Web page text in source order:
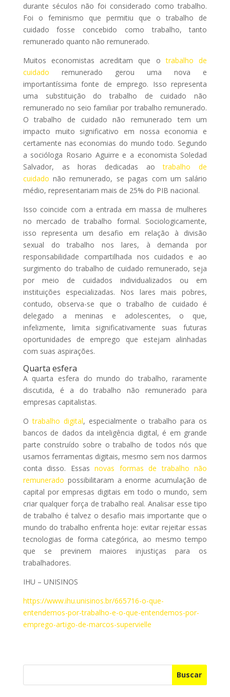
durante séculos não foi considerado como trabalho.
Foi o feminismo que permitiu que o trabalho de
cuidado fosse concebido como trabalho, tanto
remunerado quanto não remunerado.
Muitos economistas acreditam que otrabalho de
cuidado remunerado gerou uma nova e
importantíssima fonte de emprego. Isso representa
uma substituição do trabalho de cuidado não
remunerado no seio familiar por trabalho remunerado.
O trabalho de cuidado não remunerado tem um
impacto muito significativo em nossa economia e
certamente nas economias do mundo todo. Segundo
a socióloga Rosario Aguirre e a economista Soledad
Salvador, as horas dedicadas aotrabalho de
cuidado não remunerado, se pagas com um salário
médio, representariam mais de 25% do PIB nacional.
Isso coincide com a entrada em massa de mulheres
no mercado de trabalho formal. Sociologicamente,
isso representa um desafio em relação à divisão
sexual do trabalho nos lares, à demanda por
responsabilidade compartilhada nos cuidados e ao
surgimento do trabalho de cuidado remunerado, seja
por meio de cuidados individualizados ou em
instituições especializadas. Nos lares mais pobres,
contudo, observa-se que o trabalho de cuidado é
delegado a meninas e adolescentes, o que,
infelizmente, limita significativamente suas futuras
oportunidades de emprego que estejam alinhadas
com suas aspirações.
Quarta esfera
A quarta esfera do mundo do trabalho, raramente
discutida, é a do trabalho não remunerado para
empresas capitalistas.
Otrabalho digital, especialmente o trabalho para os
bancos de dados da inteligência digital, é em grande
parte construído sobre o trabalho de todos nós que
usamos ferramentas digitais, mesmo sem nos darmos
conta disso. Essasnovas formas de trabalho não
remunerado possibilitaram a enorme acumulação de
capital por empresas digitais em todo o mundo, sem
criar qualquer força de trabalho real. Analisar esse tipo
de trabalho é talvez o desafio mais importante que o
mundo do trabalho enfrenta hoje: evitar rejeitar essas
tecnologias de forma categórica, ao mesmo tempo
que se previnem maiores injustiças para os
trabalhadores.
IHU – UNISINOS
https://www.ihu.unisinos.br/665716-o-que-
entendemos-por-trabalho-e-o-que-entendemos-por-
emprego-artigo-de-marcos-supervielle
Buscar